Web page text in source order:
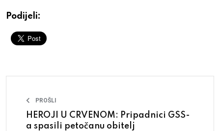
Podijeli:
PROŠLI
HEROJI U CRVENOM: Pripadnici GSS-
a spasili petočanu obitelj